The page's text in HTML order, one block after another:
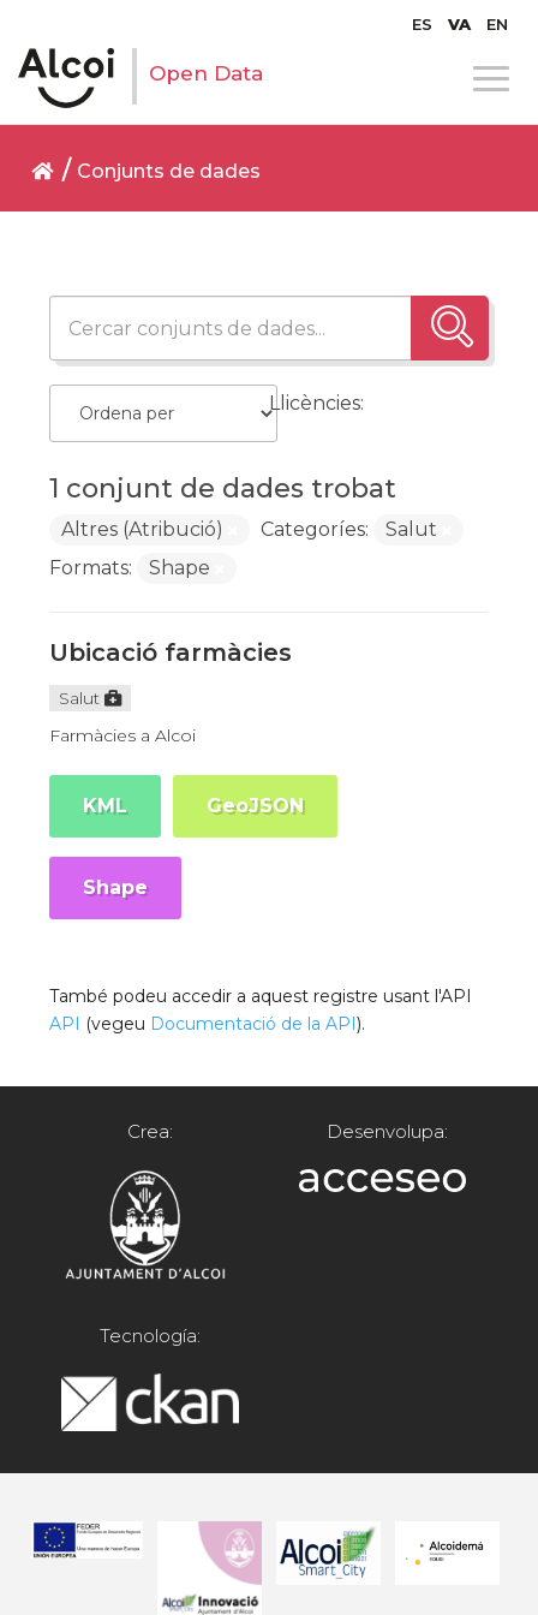
ES VA EN
Open Data
Conjunts de dades
1 conjunt de dades trobat
Llicències:
Altres (Atribució) Categoríes:
Salut
Formats:
Shape
Ubicació farmàcies
Salut
Farmàcies a Alcoi
KML GeoJSON
Shape
També podeu accedir a aquest registre usant l'API
API (vegeu Documentació de la API).
Crea: Desenvolupa:
Tecnología: